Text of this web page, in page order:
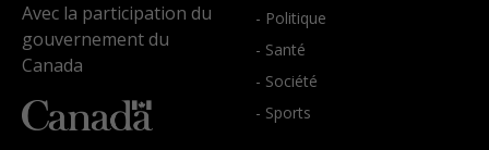
Avec la participation du
gouvernement du
Canada
- Politique
- Santé
- Société
- Sports